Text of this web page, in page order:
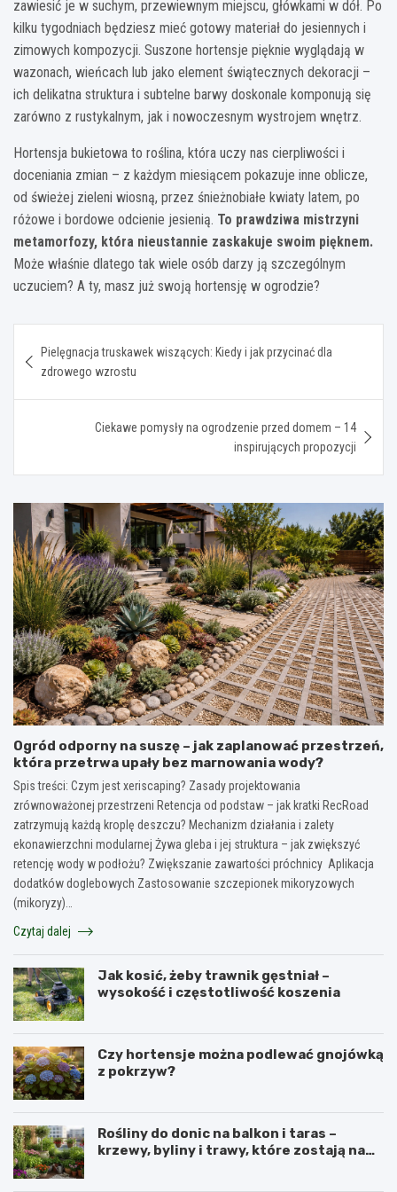
zawiesić je w suchym, przewiewnym miejscu, główkami w dół. Po
kilku tygodniach będziesz mieć gotowy materiał do jesiennych i
zimowych kompozycji. Suszone hortensje pięknie wyglądają w
wazonach, wieńcach lub jako element świątecznych dekoracji –
ich delikatna struktura i subtelne barwy doskonale komponują się
zarówno z rustykalnym, jak i nowoczesnym wystrojem wnętrz.
Hortensja bukietowa to roślina, która uczy nas cierpliwości i
doceniania zmian – z każdym miesiącem pokazuje inne oblicze,
od świeżej zieleni wiosną, przez śnieżnobiałe kwiaty latem, po
różowe i bordowe odcienie jesienią. To prawdziwa mistrzyni
metamorfozy, która nieustannie zaskakuje swoim pięknem.
Może właśnie dlatego tak wiele osób darzy ją szczególnym
uczuciem? A ty, masz już swoją hortensję w ogrodzie?
wpisu
Pielęgnacja truskawek wiszących: Kiedy i jak przycinać dla
zdrowego wzrostu
Ciekawe pomysły na ogrodzenie przed domem – 14
inspirujących propozycji
Ogród odporny na suszę – jak zaplanować przestrzeń,
która przetrwa upały bez marnowania wody?
Spis treści: Czym jest xeriscaping? Zasady projektowania
zrównoważonej przestrzeni Retencja od podstaw – jak kratki RecRoad
zatrzymują każdą kroplę deszczu? Mechanizm działania i zalety
ekonawierzchni modularnej Żywa gleba i jej struktura – jak zwiększyć
retencję wody w podłożu? Zwiększanie zawartości próchnicy Aplikacja
dodatków doglebowych Zastosowanie szczepionek mikoryzowych
(mikoryzy)…
Czytaj dalej
Jak kosić, żeby trawnik gęstniał –
wysokość i częstotliwość koszenia
Czy hortensje można podlewać gnojówką
z pokrzyw?
Rośliny do donic na balkon i taras –
krzewy, byliny i trawy, które zostają na